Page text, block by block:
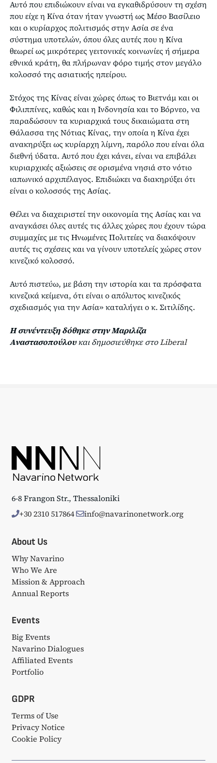
Αυτό που επιδιώκουν είναι να εγκαθιδρύσουν τη σχέση
που είχε η Κίνα όταν ήταν γνωστή ως Μέσο Βασίλειο
και ο κυρίαρχος πολιτισμός στην Ασία σε ένα
σύστημα υποτελών, όπου όλες αυτές που η Κίνα
θεωρεί ως μικρότερες γειτονικές κοινωνίες ή σήμερα
εθνικά κράτη, θα πλήρωναν φόρο τιμής στον μεγάλο
κολοσσό της ασιατικής ηπείρου.
Στόχος της Κίνας είναι χώρες όπως το Βιετνάμ και οι
Φιλιππίνες, καθώς και η Ινδονησία και το Βόρνεο, να
παραδώσουν τα κυριαρχικά τους δικαιώματα στη
Θάλασσα της Νότιας Κίνας, την οποία η Κίνα έχει
ανακηρύξει ως κυρίαρχη λίμνη, παρόλο που είναι όλα
διεθνή ύδατα. Αυτό που έχει κάνει, είναι να επιβάλει
κυριαρχικές αξιώσεις σε ορισμένα νησιά στο νότιο
ιαπωνικό αρχιπέλαγος. Επιδιώκει να διακηρύξει ότι
είναι ο κολοσσός της Ασίας.
Θέλει να διαχειριστεί την οικονομία της Ασίας και να
αναγκάσει όλες αυτές τις άλλες χώρες που έχουν τώρα
συμμαχίες με τις Ηνωμένες Πολιτείες να διακόψουν
αυτές τις σχέσεις και να γίνουν υποτελείς χώρες στον
κινεζικό κολοσσό.
Αυτό πιστεύω, με βάση την ιστορία και τα πρόσφατα
κινεζικά κείμενα, ότι είναι ο απόλυτος κινεζικός
σχεδιασμός για την Ασία» καταλήγει ο κ. Σιτιλίδης.
Η συνέντευξη δόθηκε στην Μαριλίζα
Αναστασοπούλουκαι δημοσιεύθηκε στοLiberal
6-8 Frangon Str., Thessaloniki
+30 2310 517864
info@navarinonetwork.org
About Us
Why Navarino
Who We Are
Mission & Approach
Annual Reports
Events
Big Events
Navarino Dialogues
Affiliated Events
Portfolio
GDPR
Terms of Use
Privacy Notice
Cookie Policy